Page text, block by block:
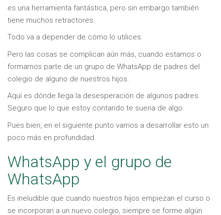
es una herramienta fantástica, pero sin embargo también
tiene muchos retractores.
Todo va a depender de cómo lo utilices.
Pero las cosas se complican aún más, cuando estamos o
formamos parte de un grupo de WhatsApp de padres del
colegio de alguno de nuestros hijos.
Aquí es dónde llega la desesperación de algunos padres.
Seguro que lo que estoy contando te suena de algo.
Pues bien, en el siguiente punto vamos a desarrollar esto un
poco más en profundidad.
WhatsApp y el grupo de
WhatsApp
Es ineludible que cuando nuestros hijos empiezan el curso o
se incorporan a un nuevo colegio, siempre se forme algún